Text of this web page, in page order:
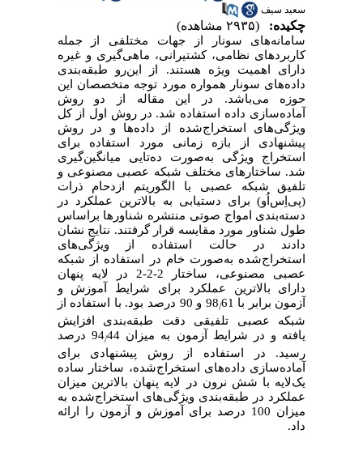
سعید سیف
چکیده: (۲۹۳۵ مشاهده)
سامانه‌های سونار از جهات مختلفی از جمله
کاربردهای نظامی، کشتیرانی، ماهی‌گیری و غیره
دارای اهمیت ویژه هستند. از این‌رو طبقه‌بندی
داده‌های سونار همواره مورد توجه متخصصان این
حوزه می‌باشد. در این مقاله از دو روش
آماده‌سازی داده استفاده شد. در روش اول از کل
ویژگی‌های استخراج‌شده از داده‌ها و در روش
پیشنهادی از بازه زمانی مورد استفاده برای
استخراج ویژگی به‌صورت ده‌تایی میانگین‌گیری
شد. ساختارهای مختلف شبکه عصبی مصنوعی و
تلفیق شبکه عصبی با الگوریتم ازدحام ذرات
(پی‌اِس‌اُو) برای دستیابی به بالاترین عملکرد در
دسته‌بندی امواج صوتی منتشره شناورها براساس
طول شناور مورد مقایسه قرار گرفتند. نتایج نشان
دادند در حالت استفاده از ویژگی‌های
استخراج‌شده به‌صورت خام در استفاده از شبکه
عصبی مصنوعی،
ساختار 2-2-2 در لایه پنهان
دارای بالاترین عملکرد برای شرایط آموزش و
آزمون برابر با 98
/61 و 90 درصد بود
. با استفاده از
شبکه عصبی تلفیقی دقت طبقه‌بندی افزایش
یافته و در شرایط آزمون به میزان 94
/
44 درصد
رسید. در استفاده از روش پیشنهادی برای
آماده‌سازی داده‌های استخراج‌شده، ساختار ساده
یک‌لایه با شش نرون در لایه پنهان بالاترین میزان
عملکرد در طبقه‌بندی ویژگی‌های استخراج‌شده به
میزان 100 درصد برای آموزش و آزمون را ارائه
داد.